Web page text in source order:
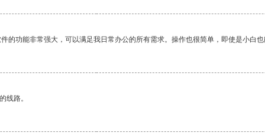
功能非常强大，可以满足我日常办公的所有需求。操作也很简单，即使是小白也
线路。